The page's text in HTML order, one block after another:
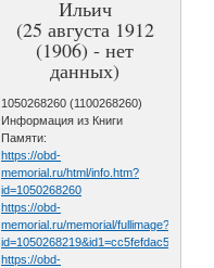
Ильич
(25 августа 1912
(1906) - нет
данных)
1050268260 (1100268260)
Информация из Книги
Памяти:
https://obd-
memorial.ru/html/info.htm?
id=1050268260
https://obd-
memorial.ru/memorial/fullimage?
https://obd-